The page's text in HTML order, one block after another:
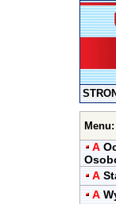
Menu:
A
A
A